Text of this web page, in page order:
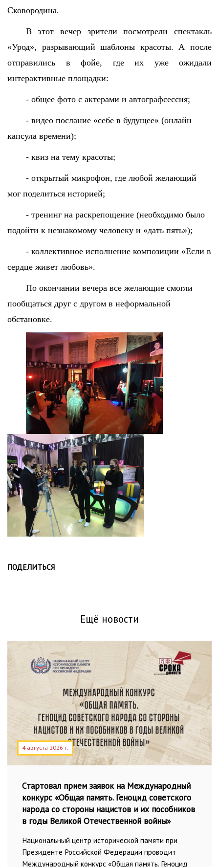
Сковородина.
В этот вечер зрители посмотрели спектакль
«Урод», разрывающий шаблоны красоты. А после
отправились в фойе, где их уже ожидали
интерактивные площадки:
- общее фото с актерами и автографсессия;
- видео послание «себе в будущее» (онлайн
капсула времени);
- квиз на тему красоты;
- открытый микрофон, где любой желающий
мог поделиться историей;
- тренинг на раскрепощение (необходимо было
подойти к незнакомому человеку и «дать пять»);
- коллективное исполнение композиции «Если в
сердце живет любовь».
По окончании вечера все желающие смогли
пообщаться друг с другом в неформальной
обстановке.
ПОДЕЛИТЬСЯ
Ещё новости
4 августа 2026 г.
Стартовал прием заявок на Международный
конкурс «Общая память. Геноцид советского
народа со стороны нацистов и их пособников
в годы Великой Отечественной войны»
Национальный центр исторической памяти при
Президенте Российской Федерации проводит
Международный конкурс «Общая память. Геноцид